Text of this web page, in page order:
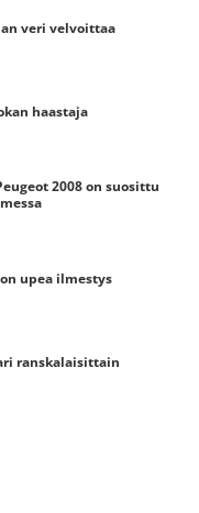
veri velvoittaa
haastaja
2008 on suosittu
upea ilmestys
ranskalaisittain